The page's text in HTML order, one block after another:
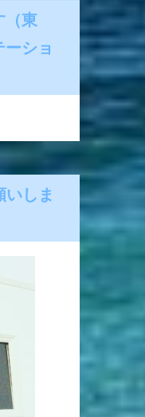
（東
ショ
いしま